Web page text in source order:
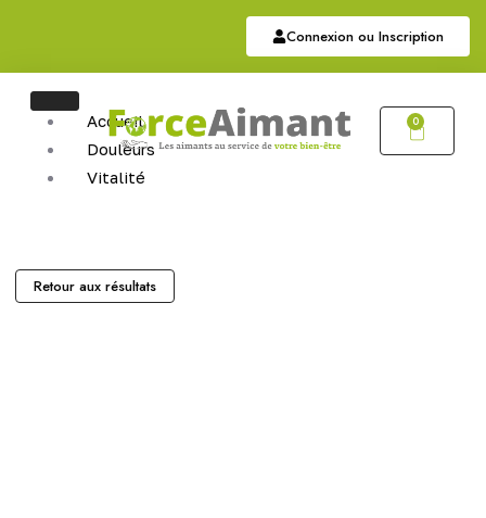
Connexion ou Inscription
Accueil
Douleurs
Vitalité
Hématite
0
Retour aux résultats